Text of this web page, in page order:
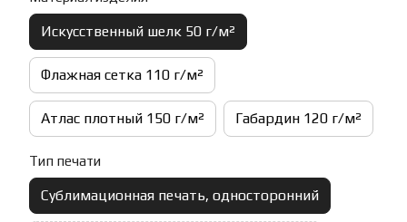
Искусственный шелк 50 г/м²
Флажная сетка 110 г/м²
Атлас плотный 150 г/м² Габардин 120 г/м²
Тип печати
Сублимационная печать, односторонний